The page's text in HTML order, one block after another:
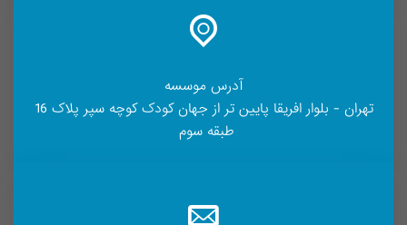
آدرس موسسه
تهران - بلوار افریقا پایین تر از جهان کودک کوچه سپر پلاک 16
طبقه سوم